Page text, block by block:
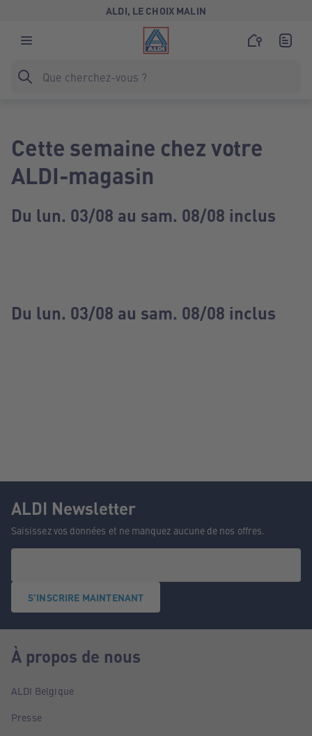
ALDI, LE CHOIX MALIN
Cette semaine chez votre
ALDI-magasin
Du lun. 03/08 au sam. 08/08 inclus
Du lun. 03/08 au sam. 08/08 inclus
ALDI Newsletter
Saisissez vos données et ne manquez aucune de nos offres.
S'INSCRIRE MAINTENANT
À propos de nous
ALDI Belgique
Presse